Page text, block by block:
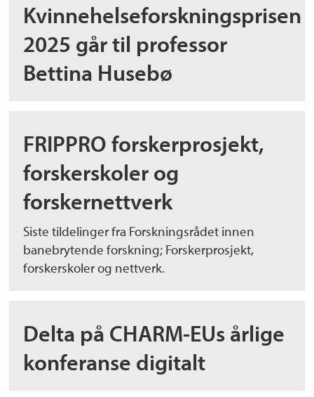
Kvinnehelseforskningsprisen
2025 går til professor
Bettina Husebø
FRIPPRO forskerprosjekt,
forskerskoler og
forskernettverk
Siste tildelinger fra Forskningsrådet innen
banebrytende forskning; Forskerprosjekt,
forskerskoler og nettverk.
Delta på CHARM-EUs årlige
konferanse digitalt